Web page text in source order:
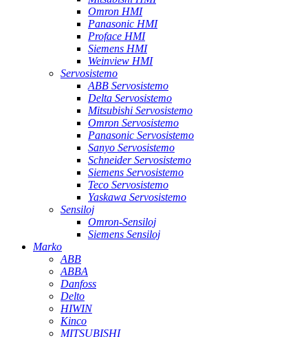
Omron HMI
Panasonic HMI
Proface HMI
Siemens HMI
Weinview HMI
Servosistemo
ABB Servosistemo
Delta Servosistemo
Mitsubishi Servosistemo
Omron Servosistemo
Panasonic Servosistemo
Sanyo Servosistemo
Schneider Servosistemo
Siemens Servosistemo
Teco Servosistemo
Yaskawa Servosistemo
Sensiloj
Omron-Sensiloj
Siemens Sensiloj
Marko
ABB
ABBA
Danfoss
Delto
HIWIN
Kinco
MITSUBISHI